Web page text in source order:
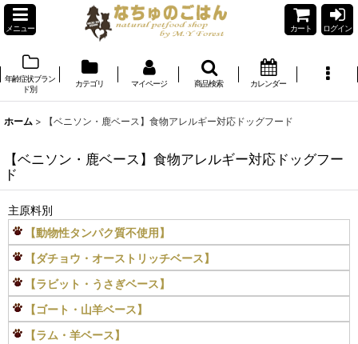
メニュー カート ログイン
年齢症状ブラン
ド別
カテゴリ マイページ 商品検索 カレンダー
ホーム > 【ベニソン・鹿ベース】食物アレルギー対応ドッグフード
【ベニソン・鹿ベース】食物アレルギー対応ドッグフー
ド
主原料別
【動物性タンパク質不使用】
【ダチョウ・オーストリッチベース】
【ラビット・うさぎベース】
【ゴート・山羊ベース】
【ラム・羊ベース】